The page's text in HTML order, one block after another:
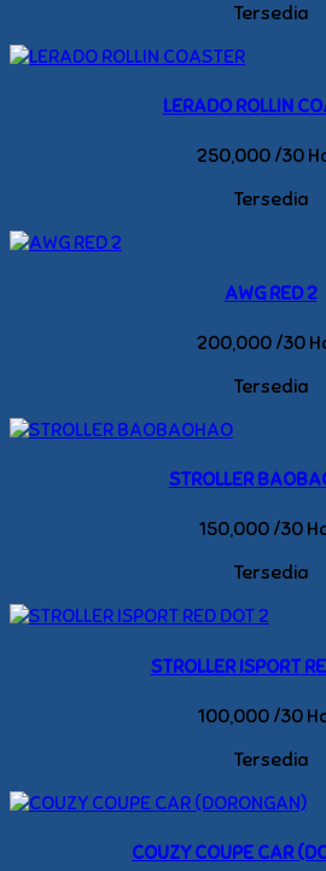
Tersedia
LERADO ROLLIN
250,000 /30
Tersedia
AWG RED 2
200,000 /30
Tersedia
STROLLER
150,000 /30
Tersedia
STROLLER ISPORT
100,000 /30
Tersedia
COUZY COUPE CAR